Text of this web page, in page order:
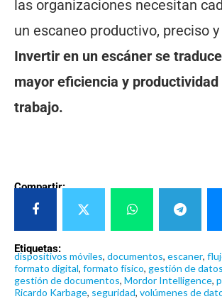
las organizaciones necesitan
un escaneo productivo, preciso
Invertir en un escáner se
mayor eficiencia y
trabajo.
Compartir:
Etiquetas:
dispositivos móviles, documentos, escaner,
formato digital, formato físico, gestión de datos
gestión de documentos, Mordor Intelligence,
Ricardo Karbage, seguridad, volúmenes de